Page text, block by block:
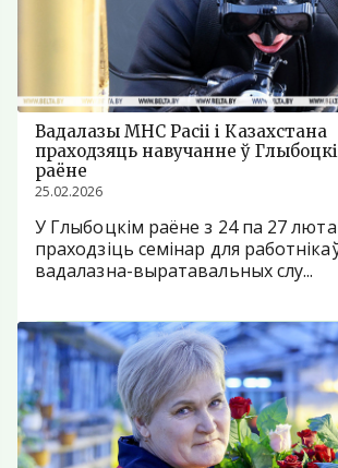
Вадалазы МНС Расіі і Казахстана
праходзяць навучанне ў
раёне
25.02.2026
У Глыбоцкім раёне з 24 па 27
праходзiць семінар для
вадалазна-выратавальных слу...